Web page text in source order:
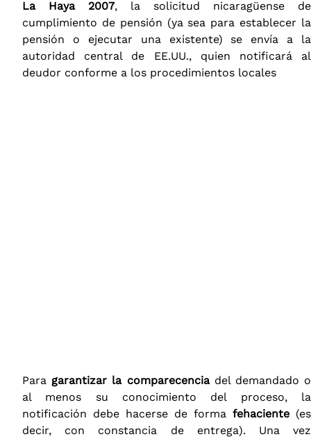
La Haya 2007, la solicitud nicaragüense de
cumplimiento de pensión (ya sea para establecer la
pensión o ejecutar una existente) se envía a la
autoridad central de EE.UU., quien notificará al
deudor conforme a los procedimientos locales​
Para garantizar la comparecenciadel demandado o
al menos su conocimiento del proceso, la
notificación debe hacerse de forma fehaciente (es
decir, con constancia de entrega). Una vez